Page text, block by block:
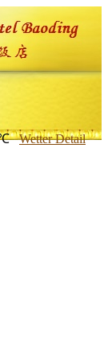
Wetter Detail